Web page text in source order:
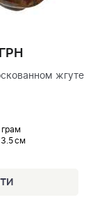
жгуте
грам
3.5 см